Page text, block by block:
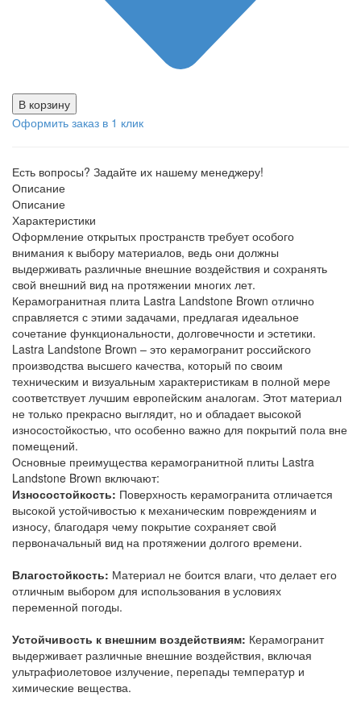
В корзину
Оформить заказ в 1 клик
Есть вопросы? Задайте их нашему менеджеру!
Описание
Описание
Характеристики
Оформление открытых пространств требует особого
внимания к выбору материалов, ведь они должны
выдерживать различные внешние воздействия и сохранять
свой внешний вид на протяжении многих лет.
Керамогранитная плита Lastra Landstone Brown отлично
справляется с этими задачами, предлагая идеальное
сочетание функциональности, долговечности и эстетики.
Lastra Landstone Brown – это керамогранит российского
производства высшего качества, который по своим
техническим и визуальным характеристикам в полной мере
соответствует лучшим европейским аналогам. Этот материал
не только прекрасно выглядит, но и обладает высокой
износостойкостью, что особенно важно для покрытий пола вне
помещений.
Основные преимущества керамогранитной плиты Lastra
Landstone Brown включают:
Износостойкость: Поверхность керамогранита отличается
высокой устойчивостью к механическим повреждениям и
износу, благодаря чему покрытие сохраняет свой
первоначальный вид на протяжении долгого времени.
Влагостойкость: Материал не боится влаги, что делает его
отличным выбором для использования в условиях
переменной погоды.
Устойчивость к внешним воздействиям: Керамогранит
выдерживает различные внешние воздействия, включая
ультрафиолетовое излучение, перепады температур и
химические вещества.